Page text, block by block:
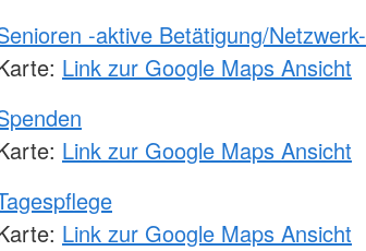
-aktive Betätigung/Netzwerk-
Link zur Google Maps Ansicht
Link zur Google Maps Ansicht
Link zur Google Maps Ansicht